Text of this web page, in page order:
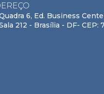
6, Ed. Business
212 - Brasília - DF- CEP: